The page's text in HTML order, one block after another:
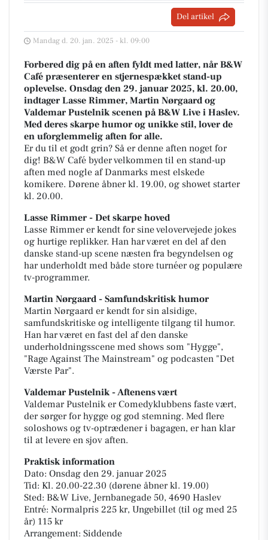
Del artikel
Mandag d. 20. jan. 2025 - kl. 09:00
Forbered dig på en aften fyldt med latter, når B&W
Café præsenterer en stjernespækket stand-up
oplevelse. Onsdag den 29. januar 2025, kl. 20.00,
indtager Lasse Rimmer, Martin Nørgaard og
Valdemar Pustelnik scenen på B&W Live i Haslev.
Med deres skarpe humor og unikke stil, lover de
en uforglemmelig aften for alle.
Er du til et godt grin? Så er denne aften noget for
dig! B&W Café byder velkommen til en stand-up
aften med nogle af Danmarks mest elskede
komikere. Dørene åbner kl. 19.00, og showet starter
kl. 20.00.
Lasse Rimmer - Det skarpe hoved
Lasse Rimmer er kendt for sine velovervejede jokes
og hurtige replikker. Han har været en del af den
danske stand-up scene næsten fra begyndelsen og
har underholdt med både store turnéer og populære
tv-programmer.
Martin Nørgaard - Samfundskritisk humor
Martin Nørgaard er kendt for sin alsidige,
samfundskritiske og intelligente tilgang til humor.
Han har været en fast del af den danske
underholdningsscene med shows som "Hygge",
"Rage Against The Mainstream" og podcasten "Det
Værste Par".
Valdemar Pustelnik - Aftenens vært
Valdemar Pustelnik er Comedyklubbens faste vært,
der sørger for hygge og god stemning. Med flere
soloshows og tv-optrædener i bagagen, er han klar
til at levere en sjov aften.
Praktisk information
Dato: Onsdag den 29. januar 2025
Tid: Kl. 20.00-22.30 (dørene åbner kl. 19.00)
Sted: B&W Live, Jernbanegade 50, 4690 Haslev
Entré: Normalpris 225 kr, Ungebillet (til og med 25
år) 115 kr
Arrangement: Siddende